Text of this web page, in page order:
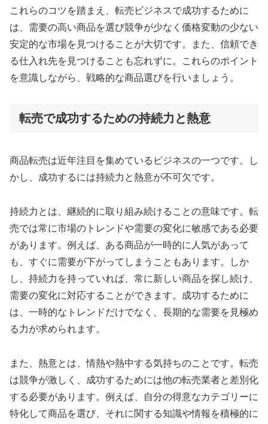
これらのコツを踏まえ、転売ビジネスで成功するために
は、需要の高い商品を選び競争が少なく価格変動の少ない
安定的な市場を見つけることが大切です。また、信頼でき
る仕入れ先を見つけることも忘れずに。これらのポイント
を意識しながら、戦略的な商品選びを行いましょう。
転売で成功するための持続力と熱意
商品転売は近年注目を集めているビジネスの一つです。し
かし、成功するには持続力と熱意が不可欠です。
持続力とは、継続的に取り組み続けることの意味です。転
売では常に市場のトレンドや需要の変化に敏感である必要
があります。例えば、ある商品が一時的に人気があって
も、すぐに需要が下がってしまうこともあります。しか
し、持続力を持っていれば、常に新しい商品を探し続け、
需要の変化に対応することができます。成功するために
は、一時的なトレンドだけでなく、長期的な需要を見極め
る力が求められます。
また、熱意とは、情熱や熱中する気持ちのことです。転売
は競争が激しく、成功するためには他の転売業者と差別化
する必要があります。例えば、自分の得意なカテゴリーに
特化して商品を選び、それに関する知識や情報を積極的に